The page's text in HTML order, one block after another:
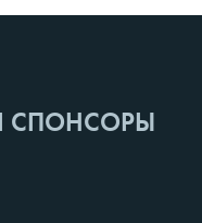
СПОНСОРЫ